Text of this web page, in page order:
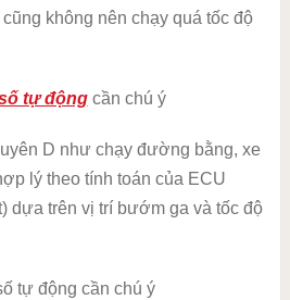
không nên chạy quá tốc độ
tự độngcần chú ý
D như chạy đường bằng, xe
lý theo tính toán của ECU
dựa trên vị trí bướm ga và tốc độ
tự động cần chú ý